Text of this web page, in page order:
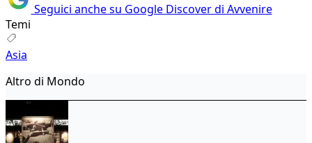
Seguici anche su Google Discover di Avvenire
Temi
Asia
Altro di Mondo